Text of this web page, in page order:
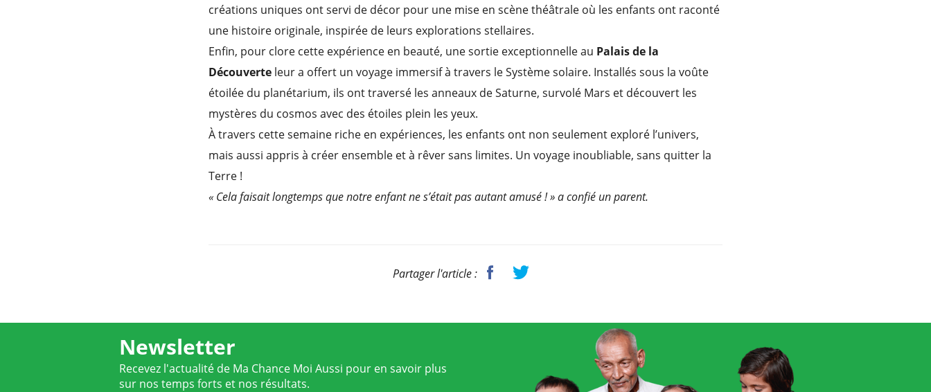
créations uniques ont servi de décor pour une mise en scène théâtrale où les enfants ont raconté
une histoire originale, inspirée de leurs explorations stellaires.
Enfin, pour clore cette expérience en beauté, une sortie exceptionnelle au Palais de la
Découverte leur a offert un voyage immersif à travers le Système solaire. Installés sous la voûte
étoilée du planétarium, ils ont traversé les anneaux de Saturne, survolé Mars et découvert les
mystères du cosmos avec des étoiles plein les yeux.
À travers cette semaine riche en expériences, les enfants ont non seulement exploré l’univers,
mais aussi appris à créer ensemble et à rêver sans limites. Un voyage inoubliable, sans quitter la
Terre !
« Cela faisait longtemps que notre enfant ne s’était pas autant amusé ! »a confié un parent​.
Partager l'article :
Newsletter
Recevez l'actualité de Ma Chance Moi Aussi pour en savoir plus
sur nos temps forts et nos résultats.